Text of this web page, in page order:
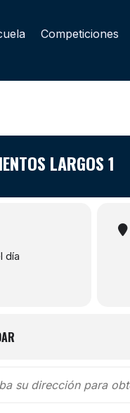
Competiciones
LARGOS 1
día